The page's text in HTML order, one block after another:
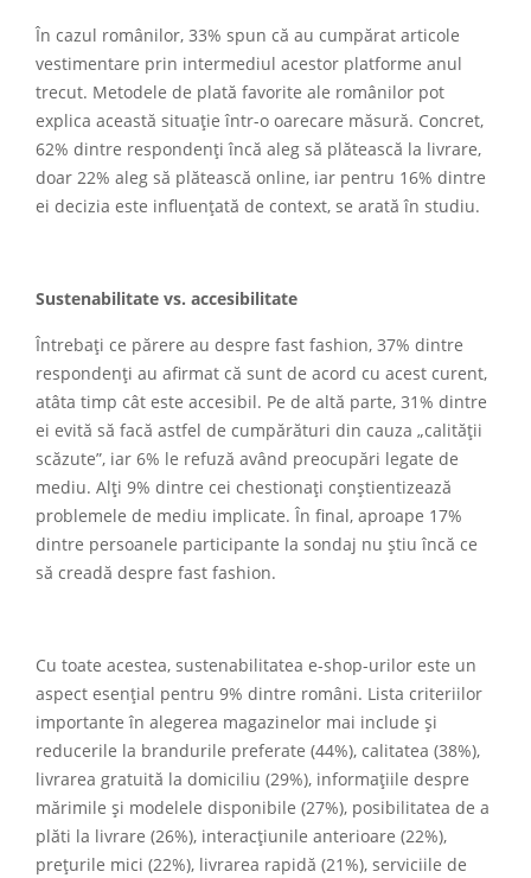
În cazul românilor, 33% spun că au cumpărat articole
vestimentare prin intermediul acestor platforme anul
trecut. Metodele de plată favorite ale românilor pot
explica această situație într-o oarecare măsură. Concret,
62% dintre respondenți încă aleg să plătească la livrare,
doar 22% aleg să plătească online, iar pentru 16% dintre
ei decizia este influențată de context, se arată în studiu.
Sustenabilitate vs. accesibilitate
Întrebați ce părere au despre fast fashion, 37% dintre
respondenți au afirmat că sunt de acord cu acest curent,
atâta timp cât este accesibil. Pe de altă parte, 31% dintre
ei evită să facă astfel de cumpărături din cauza „calității
scăzute”, iar 6% le refuză având preocupări legate de
mediu. Alți 9% dintre cei chestionați conștientizează
problemele de mediu implicate. În final, aproape 17%
dintre persoanele participante la sondaj nu știu încă ce
să creadă despre fast fashion.
Cu toate acestea, sustenabilitatea e-shop-urilor este un
aspect esențial pentru 9% dintre români. Lista criteriilor
importante în alegerea magazinelor mai include și
reducerile la brandurile preferate (44%), calitatea (38%),
livrarea gratuită la domiciliu (29%), informațiile despre
mărimile și modelele disponibile (27%), posibilitatea de a
plăti la livrare (26%), interacțiunile anterioare (22%),
prețurile mici (22%), livrarea rapidă (21%), serviciile de